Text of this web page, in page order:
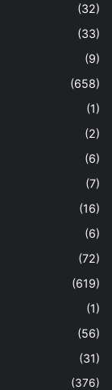
(32)
(33)
(9)
(658)
(1)
(2)
(6)
(7)
(16)
(6)
(72)
(619)
(1)
(56)
(31)
(376)